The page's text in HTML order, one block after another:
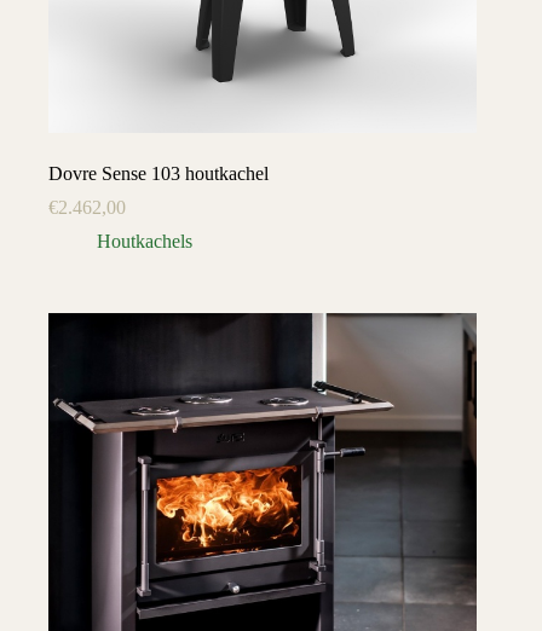
Dovre Sense 103 houtkachel
€2.462,00
Houtkachels